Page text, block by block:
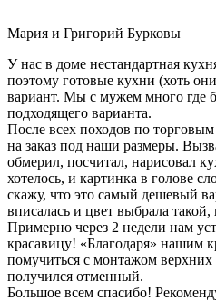
Мария и Григорий Бурковы
У нас в доме нестандартная
поэтому готовые кухни (хоть
вариант. Мы с мужем много где
подходящего варианта.
После всех походов по
на заказ под наши размеры.
обмерил, посчитал, нарисовал
хотелось, и картинка в голове
скажу, что это самый дешевый
вписалась и цвет выбрала такой,
Примерно через 2 недели нам
красавицу! «Благодаря» нашим
помучиться с монтажом верхних
получился отменный.
Большое всем спасибо!